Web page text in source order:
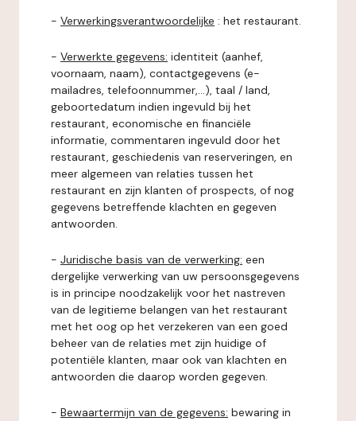
- Verwerkingsverantwoordelijke : het restaurant.
- Verwerkte gegevens: identiteit (aanhef,
voornaam, naam), contactgegevens (e-
mailadres, telefoonnummer,...), taal / land,
geboortedatum indien ingevuld bij het
restaurant, economische en financiële
informatie, commentaren ingevuld door het
restaurant, geschiedenis van reserveringen, en
meer algemeen van relaties tussen het
restaurant en zijn klanten of prospects, of nog
gegevens betreffende klachten en gegeven
antwoorden.
- Juridische basis van de verwerking: een
dergelijke verwerking van uw persoonsgegevens
is in principe noodzakelijk voor het nastreven
van de legitieme belangen van het restaurant
met het oog op het verzekeren van een goed
beheer van de relaties met zijn huidige of
potentiële klanten, maar ook van klachten en
antwoorden die daarop worden gegeven.
- Bewaartermijn van de gegevens: bewaring in